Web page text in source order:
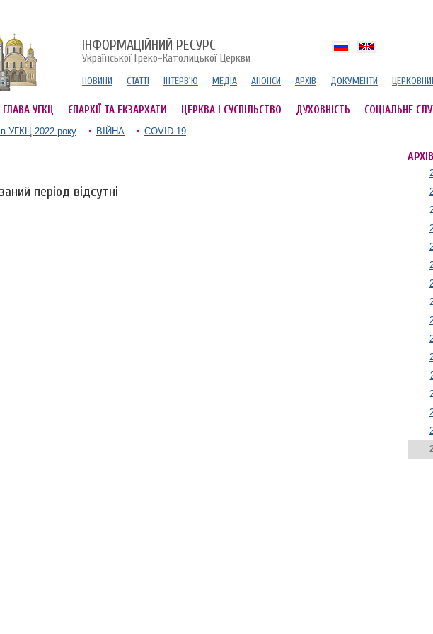
ІНФОРМАЦІЙНИЙ РЕСУРС
Української Греко-Католицької Церкви
НОВИНИ СТАТТІ ІНТЕРВ'Ю МЕДІА АНОНСИ АРХІВ ДОКУМЕНТИ
ГЛАВА УГКЦ ЄПАРХІЇ ТА ЕКЗАРХАТИ ЦЕРКВА І СУСПІЛЬСТВО ДУХОВНІСТЬ СОЦІАЛЬНЕ
УГКЦ 2022 року ВІЙНА COVID-19
період відсутні
АРХІВ